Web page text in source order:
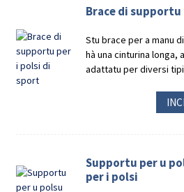
Brace di
Stu brace per a manu
hà una cinturina longa,
adattatu per diversi
Supportu per u
per i polsi